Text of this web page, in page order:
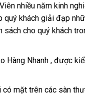
nhiều năm kinh
quý khách giải đạp
sách cho quý khách
Hàng Nhanh , được
có mặt trên các sàn